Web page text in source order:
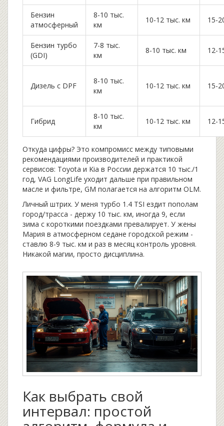
Бензин
атмосферный
8-10 тыс.
км
10-12 тыс. км 15-
Бензин турбо
(GDI)
7-8 тыс.
км
8-10 тыс. км 12-
Дизель с DPF
8-10 тыс.
км
10-12 тыс. км 15-
Гибрид
8-10 тыс.
км
10-12 тыс. км 12-
Откуда цифры? Это компромисс между типовыми
рекомендациями производителей и практикой
сервисов: Toyota и Kia в России держатся 10 тыс./1
год, VAG LongLife уходит дальше при правильном
масле и фильтре, GM полагается на алгоритм OLM.
Личный штрих. У меня турбо 1.4 TSI ездит пополам
город/трасса - держу 10 тыс. км, иногда 9, если
зима с короткими поездками превалирует. У жены
Мария в атмосферном седане городской режим -
ставлю 8-9 тыс. км и раз в месяц контроль уровня.
Никакой магии, просто дисциплина.
Как выбрать свой
интервал: простой